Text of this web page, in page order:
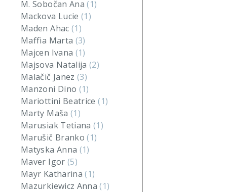
M. Sobočan Ana(1)
Mackova Lucie(1)
Maden Ahac (1)
Maffia Marta (3)
Majcen Ivana (1)
Majsova Natalija(2)
Malačič Janez(3)
Manzoni Dino (1)
Mariottini Beatrice(1)
Marty Maša (1)
Marusiak Tetiana(1)
Marušič Branko(1)
Matyska Anna (1)
Maver Igor (5)
Mayr Katharina(1)
Mazurkiewicz Anna(1)